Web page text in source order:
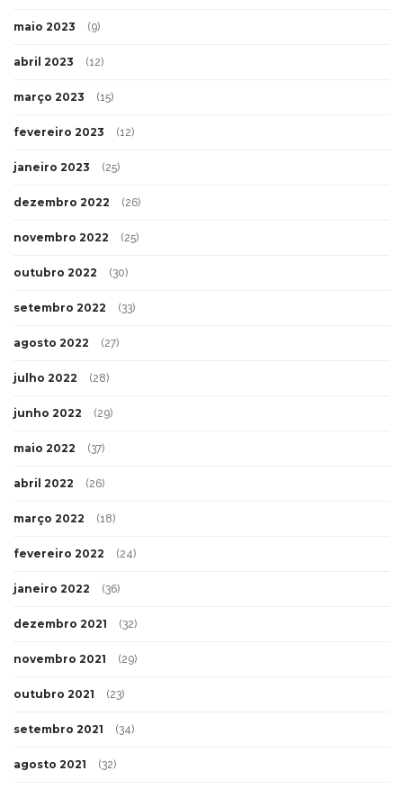
maio 2023 (9)
abril 2023 (12)
março 2023 (15)
fevereiro 2023 (12)
janeiro 2023 (25)
dezembro 2022 (26)
novembro 2022 (25)
outubro 2022 (30)
setembro 2022 (33)
agosto 2022 (27)
julho 2022 (28)
junho 2022 (29)
maio 2022 (37)
abril 2022 (26)
março 2022 (18)
fevereiro 2022 (24)
janeiro 2022 (36)
dezembro 2021 (32)
novembro 2021 (29)
outubro 2021 (23)
setembro 2021 (34)
agosto 2021 (32)